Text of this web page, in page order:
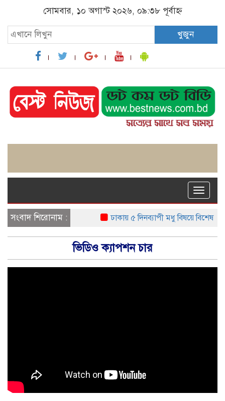
সোমবার, ১০ অগাস্ট ২০২৬, ০৯:৩৮ পূর্বাহ্ন
খুজুন
Toggle
সংবাদ শিরোনাম :
ঢাকায় ৫ দিনব্যাপী মধু বিষয়ে বিশেষ
ভিডিও ক্যাপশন চার